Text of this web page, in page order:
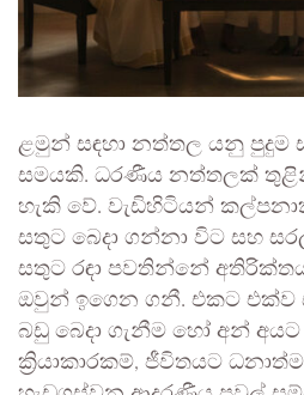
ළමුන් සඳහා නත්තල යනු පුදුම
සමයකි. ධරණීය නත්තලක්
හැකි වේ. වැඩිහිටියන්
සතුට බෙදා ගන්නා විට සහ
සතුට රඳා පවතින්නේ
ඔවුන් ඉගෙන ගනී. එකට එක්ව
බඩු බෙදා ගැනීම හෝ අන්
ක්‍රියාකාරකම්, ජීවිතයට